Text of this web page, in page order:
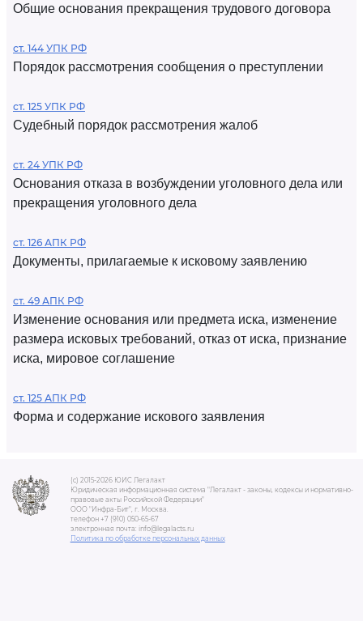
Общие основания прекращения трудового договора
ст. 144 УПК РФ
Порядок рассмотрения сообщения о преступлении
ст. 125 УПК РФ
Судебный порядок рассмотрения жалоб
ст. 24 УПК РФ
Основания отказа в возбуждении уголовного дела или
прекращения уголовного дела
ст. 126 АПК РФ
Документы, прилагаемые к исковому заявлению
ст. 49 АПК РФ
Изменение основания или предмета иска, изменение
размера исковых требований, отказ от иска, признание
иска, мировое соглашение
ст. 125 АПК РФ
Форма и содержание искового заявления
(c) 2015-2026 ЮИС Легалакт
Юридическая информационная система "Легалакт - законы, кодексы и нормативно-
правовые акты Российской Федерации"
ООО "Инфра-Бит", г. Москва.
телефон +7 (910) 050-65-67
электронная почта: info@legalacts.ru
Политика по обработке персональных данных